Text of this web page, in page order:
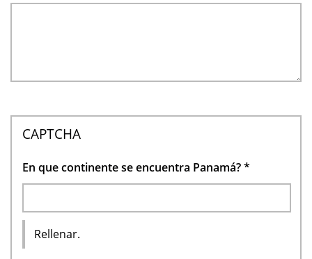
CAPTCHA
En que continente se encuentra Panamá?*
Rellenar.